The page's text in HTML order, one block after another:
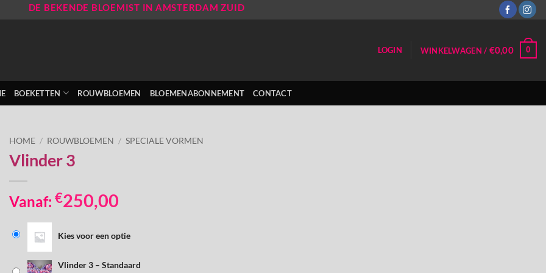
DE BEKENDE BLOEMIST IN AMSTERDAM ZUID
LOGIN WINKELWAGEN / €0,00 0
BOEKETTEN ROUWBLOEMEN BLOEMENABONNEMENT CONTACT
HOME / ROUWBLOEMEN / SPECIALE VORMEN
Vlinder 3
Vanaf: €250,00
Kies voor een optie
Vlinder 3 – Standaard